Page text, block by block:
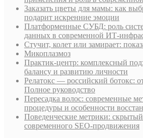
Заказать цветы для мамы: как
подарит искренние эмоции
Платформенные СУБД: роль
данных в современной ИТ-
Стучит, колет или замирает:
Микоплазмоз
Практик-центр: комплексный
балансу и развитию личности
Релатокс — российский ботокс:
Полное руководство
Пересадка волос: современные
процедуры и особенности
Поведенческие метрики: скрытый
современного SEO-продвижения